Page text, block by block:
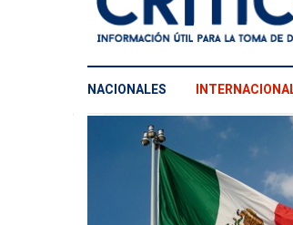
NACIONALES